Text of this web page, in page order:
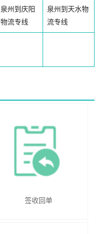
泉州到庆阳
物流专线
泉州到天水物
流专线
签收回单